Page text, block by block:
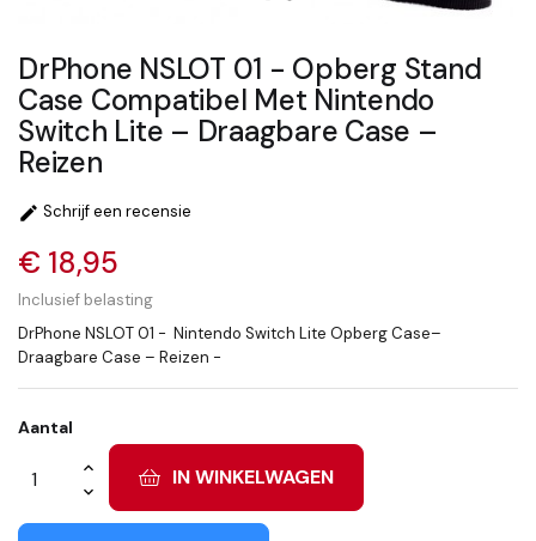
DrPhone NSLOT 01 - Opberg Stand
Case Compatibel Met Nintendo
Switch Lite – Draagbare Case –
Reizen
 Schrijf een recensie
€ 18,95
Inclusief belasting
DrPhone NSLOT 01 - Nintendo Switch Lite Opberg Case–
Draagbare Case – Reizen -
Aantal
IN WINKELWAGEN